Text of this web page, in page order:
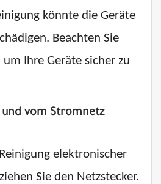
könnte die Geräte
Beachten Sie
Ihre Geräte sicher zu
und vom Stromnetz
elektronischer
Sie den Netzstecker.